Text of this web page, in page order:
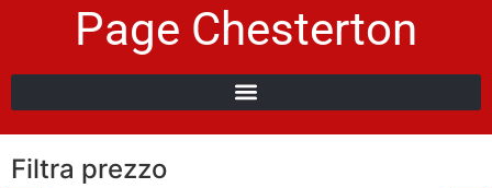
Page Chesterton
Filtra prezzo